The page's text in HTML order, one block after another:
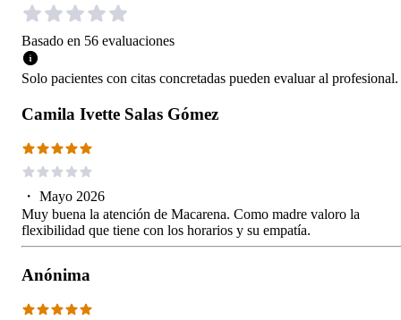
Basado en 56 evaluaciones
Solo pacientes con citas concretadas pueden evaluar al profesional.
Camila Ivette Salas Gómez
・ Mayo 2026
Muy buena la atención de Macarena. Como madre valoro la
flexibilidad que tiene con los horarios y su empatía.
Anónima